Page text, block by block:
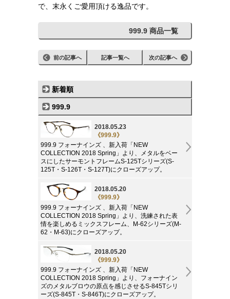
で、末永くご愛用頂ける逸品です。
999.9 商品一覧
前の記事へ 記事一覧へ 次の記事へ
新着順
999.9
2018.05.23
《999.9》
999.9 フォーナインズ 、新入荷「NEW
COLLECTION 2018 Spring」より、メタルをベー
スにしたサーモントフレームS-125Tシリーズ(S-
125T・S-126T・S-127T)にクローズアップ。
2018.05.20
《999.9》
999.9 フォーナインズ 、新入荷「NEW
COLLECTION 2018 Spring」より、洗練された表
情を楽しめるミックスフレーム、M-62シリーズ(M-
62・M-63)にクローズアップ。
2018.05.20
《999.9》
999.9 フォーナインズ 、新入荷「NEW
COLLECTION 2018 Spring」より、フォーナイン
ズのメタルブロウの原点を感じさせるS-845Tシリ
ーズ(S-845T・S-846T)にクローズアップ。